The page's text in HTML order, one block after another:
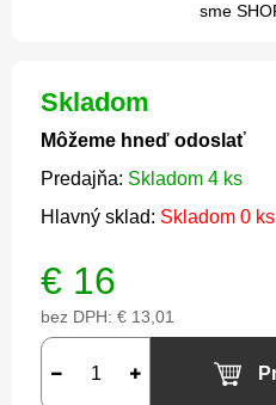
sme
Skladom
Môžeme hneď odoslať
Predajňa: Skladom 4 ks
Hlavný sklad: Skladom 0 ks
€ 16
bez DPH: € 13,01